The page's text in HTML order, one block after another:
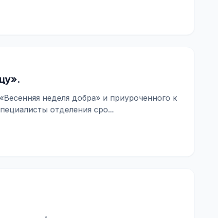
неделя добра» и приуроченного к
отделения сро...